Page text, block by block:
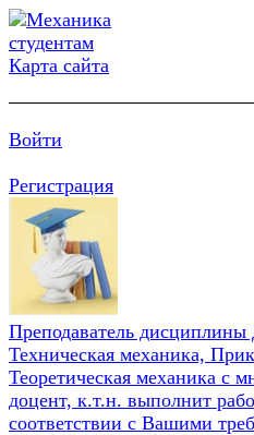
Карта сайта
Войти
Регистрация
Преподаватель
Техническая механика,
Теоретическая механика с
доцент, к.т.н. выполнит
соответствии с Вашими